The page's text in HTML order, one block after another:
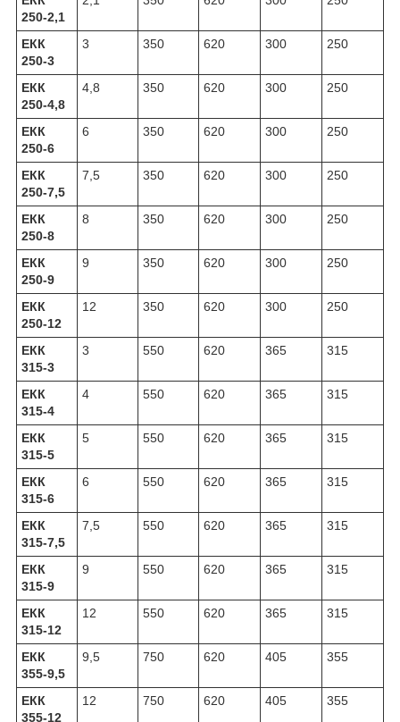
250-2,1
ЕКК
250-3
3 350 620 300 250
ЕКК
250-4,8
4,8 350 620 300 250
ЕКК
250-6
6 350 620 300 250
ЕКК
250-7,5
7,5 350 620 300 250
ЕКК
250-8
8 350 620 300 250
ЕКК
250-9
9 350 620 300 250
ЕКК
250-12
12 350 620 300 250
ЕКК
315-3
3 550 620 365 315
ЕКК
315-4
4 550 620 365 315
ЕКК
315-5
5 550 620 365 315
ЕКК
315-6
6 550 620 365 315
ЕКК
315-7,5
7,5 550 620 365 315
ЕКК
315-9
9 550 620 365 315
ЕКК
315-12
12 550 620 365 315
ЕКК
355-9,5
9,5 750 620 405 355
ЕКК
355-12
12 750 620 405 355